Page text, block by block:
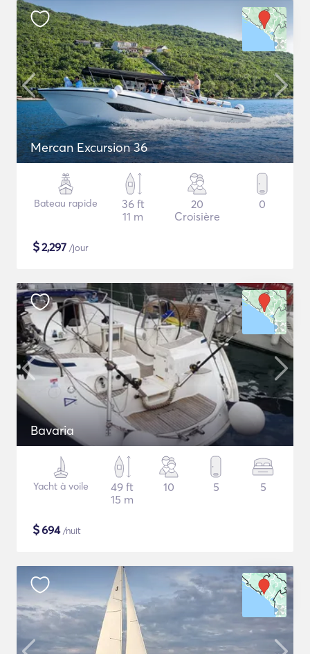
Mercan Excursion 36
Bateau rapide
36 ft
11 m
20
Croisière
0
$2,297 /jour
Bavaria
Yacht à voile
49 ft
15 m
10 5 5
$694/nuit